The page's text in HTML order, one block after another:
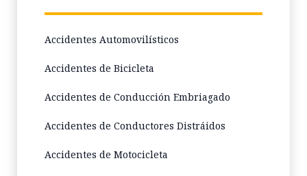
Accidentes Automovilísticos
Accidentes de Bicicleta
Accidentes de Conducción Embriagado
Accidentes de Conductores Distráidos
Accidentes de Motocicleta